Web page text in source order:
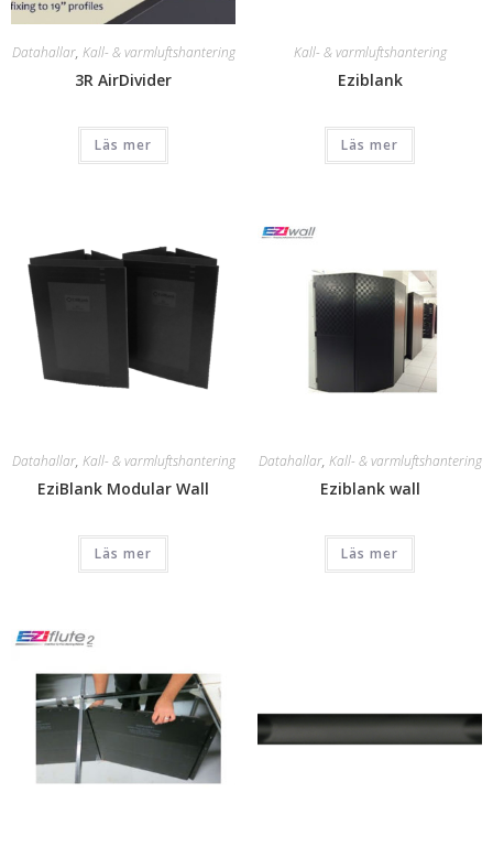
Datahallar, Kall- & varmluftshantering
3R AirDivider
Läs mer
Kall- & varmluftshantering
Eziblank
Läs mer
Datahallar, Kall- & varmluftshantering
EziBlank Modular Wall
Läs mer
Datahallar, Kall- & varmluftshantering
Eziblank wall
Läs mer